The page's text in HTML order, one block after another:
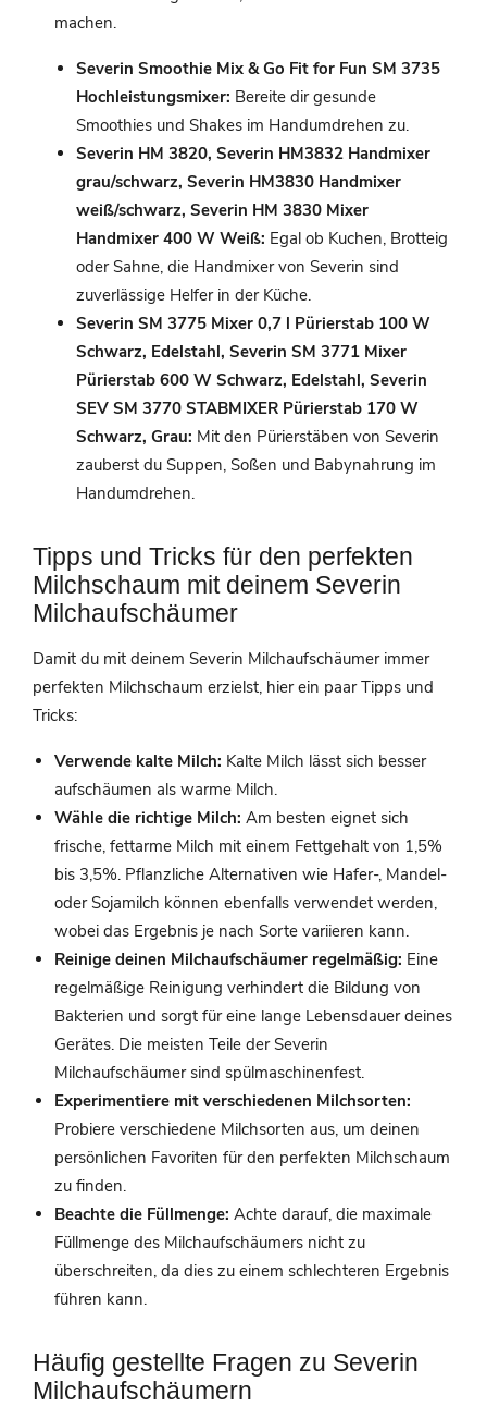
machen.
Severin Smoothie Mix & Go Fit for Fun SM 3735
Hochleistungsmixer: Bereite dir gesunde
Smoothies und Shakes im Handumdrehen zu.
Severin HM 3820, Severin HM3832 Handmixer
grau/schwarz, Severin HM3830 Handmixer
weiß/schwarz, Severin HM 3830 Mixer
Handmixer 400 W Weiß: Egal ob Kuchen, Brotteig
oder Sahne, die Handmixer von Severin sind
zuverlässige Helfer in der Küche.
Severin SM 3775 Mixer 0,7 l Pürierstab 100 W
Schwarz, Edelstahl, Severin SM 3771 Mixer
Pürierstab 600 W Schwarz, Edelstahl, Severin
SEV SM 3770 STABMIXER Pürierstab 170 W
Schwarz, Grau: Mit den Pürierstäben von Severin
zauberst du Suppen, Soßen und Babynahrung im
Handumdrehen.
Tipps und Tricks für den perfekten
Milchschaum mit deinem Severin
Milchaufschäumer
Damit du mit deinem Severin Milchaufschäumer immer
perfekten Milchschaum erzielst, hier ein paar Tipps und
Tricks:
Verwende kalte Milch: Kalte Milch lässt sich besser
aufschäumen als warme Milch.
Wähle die richtige Milch: Am besten eignet sich
frische, fettarme Milch mit einem Fettgehalt von 1,5%
bis 3,5%. Pflanzliche Alternativen wie Hafer-, Mandel-
oder Sojamilch können ebenfalls verwendet werden,
wobei das Ergebnis je nach Sorte variieren kann.
Reinige deinen Milchaufschäumer regelmäßig: Eine
regelmäßige Reinigung verhindert die Bildung von
Bakterien und sorgt für eine lange Lebensdauer deines
Gerätes. Die meisten Teile der Severin
Milchaufschäumer sind spülmaschinenfest.
Experimentiere mit verschiedenen Milchsorten:
Probiere verschiedene Milchsorten aus, um deinen
persönlichen Favoriten für den perfekten Milchschaum
zu finden.
Beachte die Füllmenge: Achte darauf, die maximale
Füllmenge des Milchaufschäumers nicht zu
überschreiten, da dies zu einem schlechteren Ergebnis
führen kann.
Häufig gestellte Fragen zu Severin
Milchaufschäumern